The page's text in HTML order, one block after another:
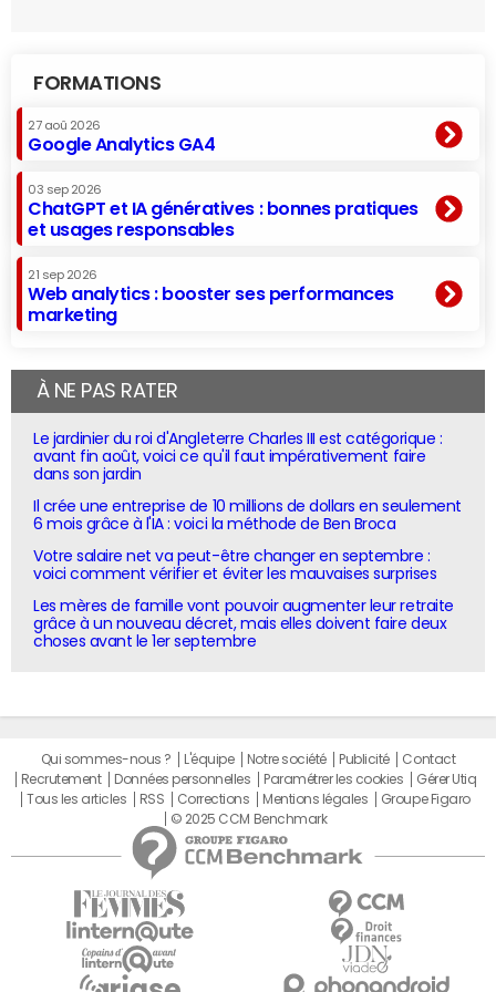
FORMATIONS
27 aoû 2026
Google Analytics GA4
03 sep 2026
ChatGPT et IA génératives : bonnes pratiques
et usages responsables
21 sep 2026
Web analytics : booster ses performances
marketing
À NE PAS RATER
Le jardinier du roi d'Angleterre Charles III est catégorique :
avant fin août, voici ce qu'il faut impérativement faire
dans son jardin
Il crée une entreprise de 10 millions de dollars en seulement
6 mois grâce à l'IA : voici la méthode de Ben Broca
Votre salaire net va peut-être changer en septembre :
voici comment vérifier et éviter les mauvaises surprises
Les mères de famille vont pouvoir augmenter leur retraite
grâce à un nouveau décret, mais elles doivent faire deux
choses avant le 1er septembre
Qui sommes-nous ? L'équipe Notre société Publicité
Contact
Recrutement
Données personnelles Paramétrer les cookies
Gérer Utiq
Tous les articles
RSS Corrections Mentions légales
Groupe Figaro
© 2025 CCM Benchmark